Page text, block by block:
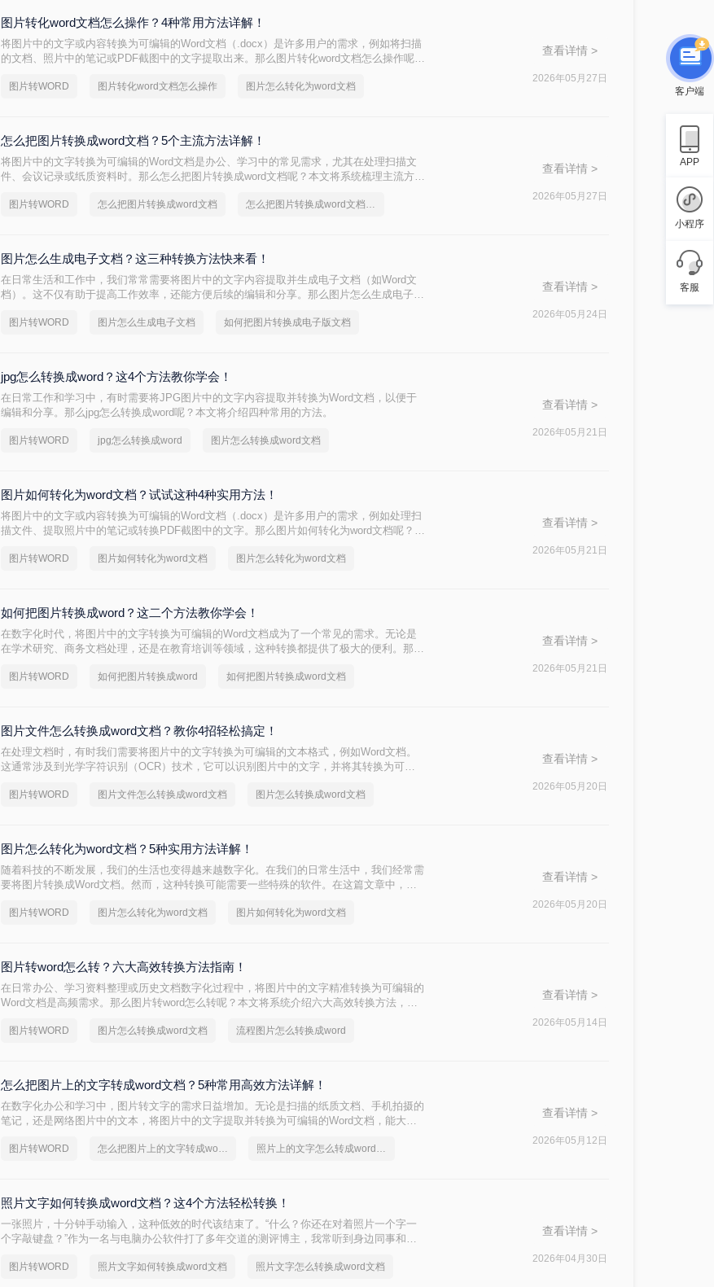
图片转化word文档怎么操作？4种常用方法详解！
将图片中的文字或内容转换为可编辑的Word文档（.docx）是许多用户的需求，例如将扫描
的文档、照片中的笔记或PDF截图中的文字提取出来。那么图片转化word文档怎么操作呢？
图片转WORD 图片转化word文档怎么操作 图片怎么转化为word文档
查看详情 >
2026年05月27日
怎么把图片转换成word文档？5个主流方法详解！
将图片中的文字转换为可编辑的Word文档是办公、学习中的常见需求，尤其在处理扫描文
件、会议记录或纸质资料时。那么怎么把图片转换成word文档呢？本文将系统梳理主流方
图片转WORD 怎么把图片转换成word文档 怎么把图片转换成word文档格式
查看详情 >
2026年05月27日
图片怎么生成电子文档？这三种转换方法快来看！
在日常生活和工作中，我们常常需要将图片中的文字内容提取并生成电子文档（如Word文
档）。这不仅有助于提高工作效率，还能方便后续的编辑和分享。那么图片怎么生成电子文
图片转WORD 图片怎么生成电子文档 如何把图片转换成电子版文档
查看详情 >
2026年05月24日
jpg怎么转换成word？这4个方法教你学会！
在日常工作和学习中，有时需要将JPG图片中的文字内容提取并转换为Word文档，以便于
编辑和分享。那么jpg怎么转换成word呢？本文将介绍四种常用的方法。
图片转WORD jpg怎么转换成word 图片怎么转换成word文档
查看详情 >
2026年05月21日
图片如何转化为word文档？试试这种4种实用方法！
将图片中的文字或内容转换为可编辑的Word文档（.docx）是许多用户的需求，例如处理扫
描文件、提取照片中的笔记或转换PDF截图中的文字。那么图片如何转化为word文档呢？本
图片转WORD 图片如何转化为word文档 图片怎么转化为word文档
查看详情 >
2026年05月21日
如何把图片转换成word？这二个方法教你学会！
在数字化时代，将图片中的文字转换为可编辑的Word文档成为了一个常见的需求。无论是
在学术研究、商务文档处理，还是在教育培训等领域，这种转换都提供了极大的便利。那么
图片转WORD 如何把图片转换成word 如何把图片转换成word文档
查看详情 >
2026年05月21日
图片文件怎么转换成word文档？教你4招轻松搞定！
在处理文档时，有时我们需要将图片中的文字转换为可编辑的文本格式，例如Word文档。
这通常涉及到光学字符识别（OCR）技术，它可以识别图片中的文字，并将其转换为可编
Word文档的转换。
图片转WORD 图片文件怎么转换成word文档 图片怎么转换成word文档
查看详情 >
2026年05月20日
图片怎么转化为word文档？5种实用方法详解！
随着科技的不断发展，我们的生活也变得越来越数字化。在我们的日常生活中，我们经常需
要将图片转换成Word文档。然而，这种转换可能需要一些特殊的软件。在这篇文章中，我
图片转WORD 图片怎么转化为word文档 图片如何转化为word文档
查看详情 >
2026年05月20日
图片转word怎么转？六大高效转换方法指南！
在日常办公、学习资料整理或历史文档数字化过程中，将图片中的文字精准转换为可编辑的
Word文档是高频需求。那么图片转word怎么转呢？本文将系统介绍六大高效转换方法，涵
图片转WORD 图片怎么转换成word文档 流程图片怎么转换成word
查看详情 >
2026年05月14日
怎么把图片上的文字转成word文档？5种常用高效方法详解！
在数字化办公和学习中，图片转文字的需求日益增加。无论是扫描的纸质文档、手机拍摄的
笔记，还是网络图片中的文本，将图片中的文字提取并转换为可编辑的Word文档，能大幅
法，帮助您快速选择最适合的方案。
图片转WORD 怎么把图片上的文字转成word文档 照片上的文字怎么转成word文档
查看详情 >
2026年05月12日
照片文字如何转换成word文档？这4个方法轻松转换！
一张照片，十分钟手动输入，这种低效的时代该结束了。“什么？你还在对着照片一个字一
个字敲键盘？”作为一名与电脑办公软件打了多年交道的测评博主，我常听到身边同事和朋
图片转WORD 照片文字如何转换成word文档 照片文字怎么转换成word文档
查看详情 >
2026年04月30日
客户端
APP
小程序
客服